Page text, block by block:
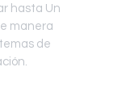
hasta Un
manera
de